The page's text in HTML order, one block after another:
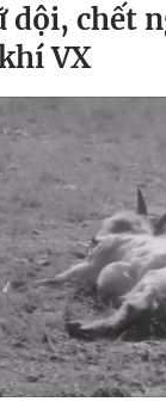
dội, chết
VX